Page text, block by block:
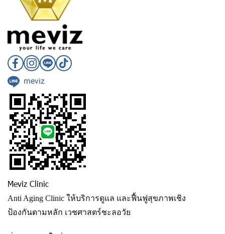
meviz
Meviz Clinic
Anti Aging Clinic ให้บริการดูแล และฟื้นฟูสุขภาพเชิง
ป้องกัน ตามหลัก เวชศาสตร์ชะลอวัย